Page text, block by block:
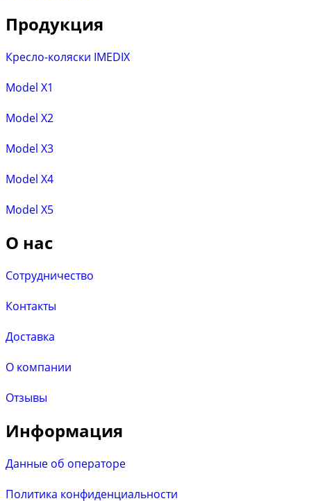
Продукция
Кресло-коляски IMEDIX
Model X1
Model X2
Model X3
Model X4
Model X5
О нас
Сотрудничество
Контакты
Доставка
О компании
Отзывы
Информация
Данные об операторе
Политика конфиденциальности